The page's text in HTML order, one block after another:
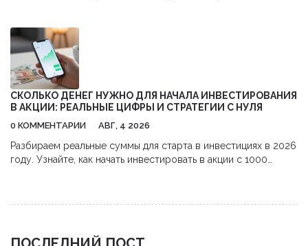
СКОЛЬКО ДЕНЕГ НУЖНО ДЛЯ НАЧАЛА ИНВЕСТИРОВАНИЯ
В АКЦИИ: РЕАЛЬНЫЕ ЦИФРЫ И СТРАТЕГИИ С НУЛЯ
0 КОММЕНТАРИИ АВГ, 4 2026
Разбираем реальные суммы для старта в инвестициях в 2026
году. Узнайте, как начать инвестировать в акции с 1000